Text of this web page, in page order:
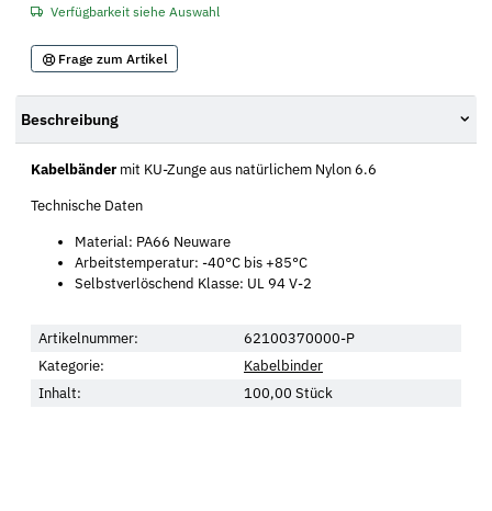
Verfügbarkeit siehe Auswahl
Frage zum Artikel
Beschreibung
Kabelbänder mit KU-Zunge aus natürlichem Nylon 6.6
Technische Daten
Material: PA66 Neuware
Arbeitstemperatur: -40°C bis +85°C
Selbstverlöschend Klasse: UL 94 V-2
Artikelnummer:
62100370000-P
Kategorie:
Kabelbinder
Inhalt:
100,00 Stück